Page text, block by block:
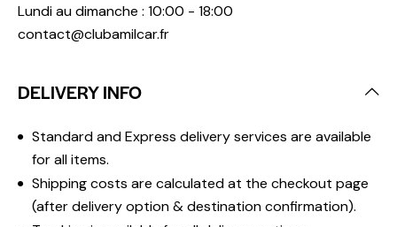
Lundi au dimanche : 10:00 - 18:00
contact@clubamilcar.fr
DELIVERY INFO
Standard and Express delivery services are available
for all items.
Shipping costs are calculated at the checkout page
(after delivery option & destination confirmation).